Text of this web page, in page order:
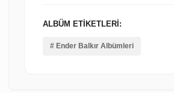
ALBÜM ETIKETLERI:
# Ender Balkır Albümleri